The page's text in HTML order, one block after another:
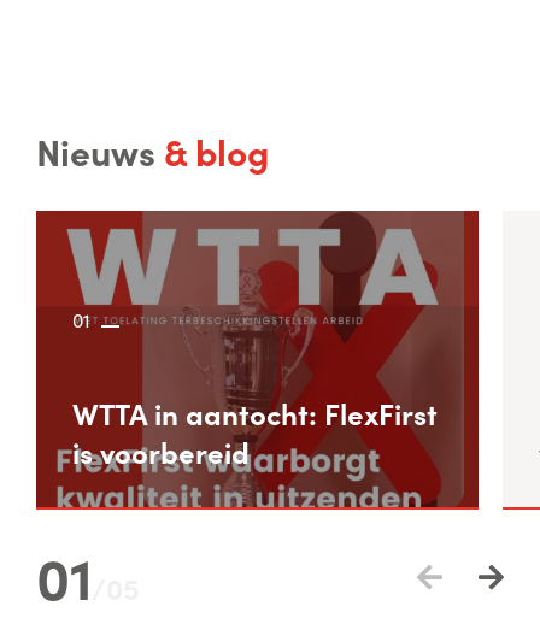
01
Nieuws & blog
01
WTTA in aantocht: FlexFirst
is voorbereid